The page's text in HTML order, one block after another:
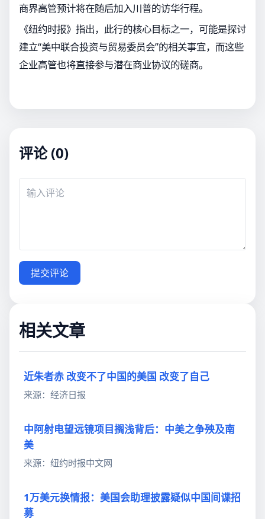
商界高管预计将在随后加入川普的访华行程。
《纽约时报》指出，此行的核心目标之一，可能是探讨
建立“美中联合投资与贸易委员会”的相关事宜，而这些
企业高管也将直接参与潜在商业协议的磋商。
评论 (0)
提交评论
相关文章
近朱者赤 改变不了中国的美国 改变了自己
来源：经济日报
中阿射电望远镜项目搁浅背后：中美之争殃及南
美
来源：纽约时报中文网
1万美元换情报：美国会助理披露疑似中国间谍招
募